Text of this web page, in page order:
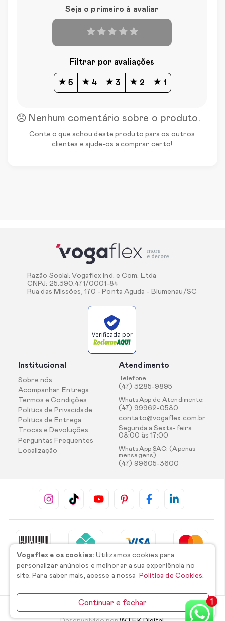
Seja o primeiro à avaliar
Filtrar por avaliações
5 4 3 2 1
Nenhum comentário sobre o produto.
Conte o que achou deste produto para os outros
clientes e ajude-os a comprar certo!
Razão Social: Vogaflex Ind. e Com. Ltda
CNPJ: 25.390.471/0001-84
Rua das Missões, 170 - Ponta Aguda - Blumenau/SC
Verificada por
Institucional
Sobre nós
Acompanhar Entrega
Termos e Condições
Politica de Privacidade
Politica de Entrega
Trocas e Devoluções
Perguntas Frequentes
Localização
Atendimento
Telefone:
(47) 3285-9895
WhatsApp de Atendimento:
(47) 99962-0580
contato@vogaflex.com.br
Segunda a Sexta-feira
08:00 às 17:00
WhatsApp SAC: (Apenas
mensagens)
(47) 99605-3600
©2026 Todos os direitos reservados.
Vogaflex e os cookies: Utilizamos cookies para
personalizar anúncios e melhorar a sua experiência no
site. Para saber mais, acesse a nossa
Política de Cookies.
Continuar e fechar